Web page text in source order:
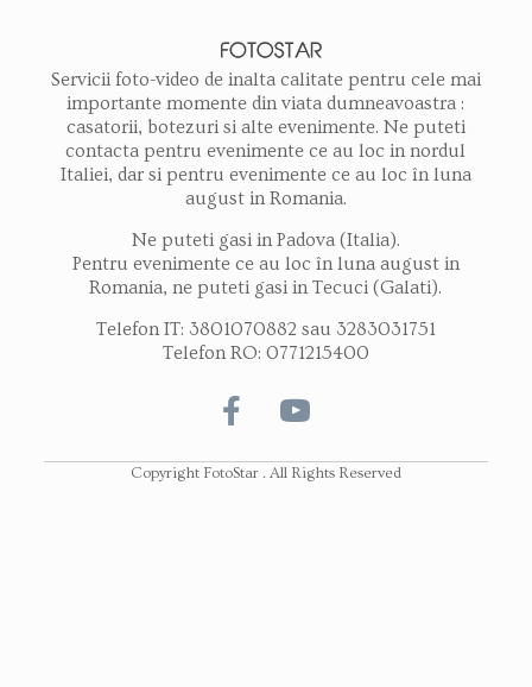
Servicii foto-video de inalta calitate pentru cele mai
importante momente din viata dumneavoastra :
casatorii, botezuri si alte evenimente. Ne puteti
contacta pentru evenimente ce au loc in nordul
Italiei, dar si pentru evenimente ce au loc în luna
august in Romania.
Ne puteti gasi in Padova (Italia).
Pentru evenimente ce au loc în luna august in
Romania, ne puteti gasi in Tecuci (Galati).
Telefon IT: 3801070882 sau 3283031751
Telefon RO: 0771215400
Copyright FotoStar . All Rights Reserved